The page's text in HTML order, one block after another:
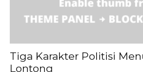
Tiga Karakter Politisi
Lontong